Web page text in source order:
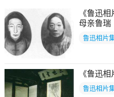
《鲁迅
母亲鲁瑞
鲁迅相片
《鲁迅
鲁迅相片